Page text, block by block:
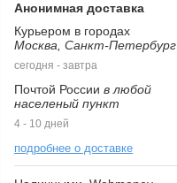
Анонимная доставка
Курьером в городах
Москва, Санкт-Петербург
сегодня - завтра
Почтой России в любой
населеный пункт
4 - 10 дней
подробнее о доставке